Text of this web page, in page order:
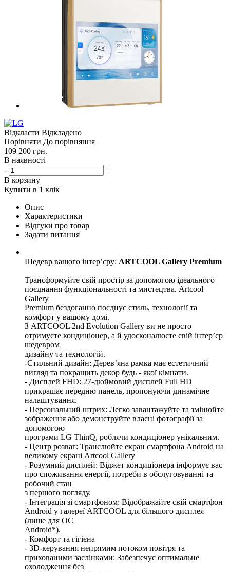
Відкласти Відкладено
Порівняти До порівняння
109 200 грн.
В наявності
-
+
В корзину
Купити в 1 клік
Опис
Характеристики
Відгуки про товар
Задати питання
Шедевр вашого інтер’єру: ARTCOOL Gallery Premium
Трансформуйте свій простір за допомогою ідеального
поєднання функціональності та мистецтва. Artcool
Gallery
Premium бездоганно поєднує стиль, технології та
комфорт у вашому домі.
З ARTCOOL 2nd Evolution Gallery ви не просто
отримуєте кондиціонер, а й удосконалюєте свій інтер’єр
шедевром
дизайну та технологій.
-Стильний дизайн: Дерев’яна рамка має естетичний
вигляд та покращить декор будь - якої кімнати.
- Дисплей FHD: 27-дюймовий дисплей Full HD
прикрашає передню панель, пропонуючи динамічне
налаштування.
- Персональний штрих: Легко завантажуйте та змінюйте
зображення або демонструйте власні фотографії за
допомогою
програми LG ThinQ, роблячи кондиціонер унікальним.
- Центр розваг: Транслюйте екран смартфона Android на
великому екрані Artcool Gallery
- Розумний дисплей: Віджет кондиціонера інформує вас
про споживання енергії, потреби в обслуговуванні та
робочий стан
з першого погляду.
- Інтеграція зі смартфоном: Відображайте свій смартфон
Android у галереї ARTCOOL для більшого дисплея
(лише для ОС
Android*).
- Комфорт та гігієна
- 3D-керування непрямим потоком повітря та
прихованими заслінками: Забезпечує оптимальне
охолодження без